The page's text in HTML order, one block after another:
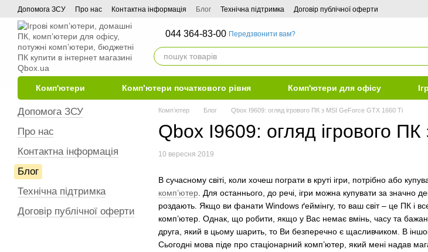
Перейти до основного контенту
Допомога ЗСУ Про нас Контактна інформація Блог Технічна підтримка Договір публічної оферти
044 364-83-00 Передзвонити вам?
Комп'ютери Комп’ютери початкового рівня Комп'ютери для офісу
Компʼютер Блог Qbox I9609: огляд ігрового ПК з MSI GeForce GTX 1660 Ti
Qbox I9609: огляд ігрового
10 вересня 2019
В сучасному світі, коли хочеш пограти в круті ігри, потрібно або
комп’ютер. Для останнього, до речі, ігри можна купувати за значно
роздають. Якщо ви фанати Windows ґеймінгу, то ваш світ – це ПК і
комп’ютер. Однак, що робити, якщо у Вас немає вмінь, часу та
друга, який в цьому шарить, то Ви безперечно є щасливчиком. В
Сьогодні мова піде про стаціонарний комп’ютер, який мені надав
Допомога ЗСУ
Про нас
Контактна інформація
Блог
Технічна підтримка
Договір публічної оферти